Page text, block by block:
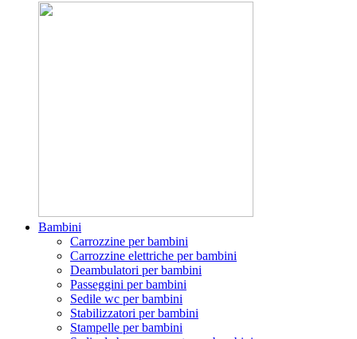
Bambini
Carrozzine per bambini
Carrozzine elettriche per bambini
Deambulatori per bambini
Passeggini per bambini
Sedile wc per bambini
Stabilizzatori per bambini
Stampelle per bambini